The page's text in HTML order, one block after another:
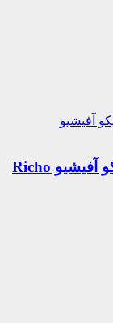
چرخ دنده 45 درجه تخلیه یونیت درام ریکو آفیشیو Richo